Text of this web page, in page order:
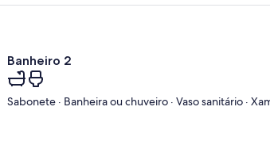
Banheiro 2
Sabonete · Banheira ou chuveiro · Vaso sanitário ·